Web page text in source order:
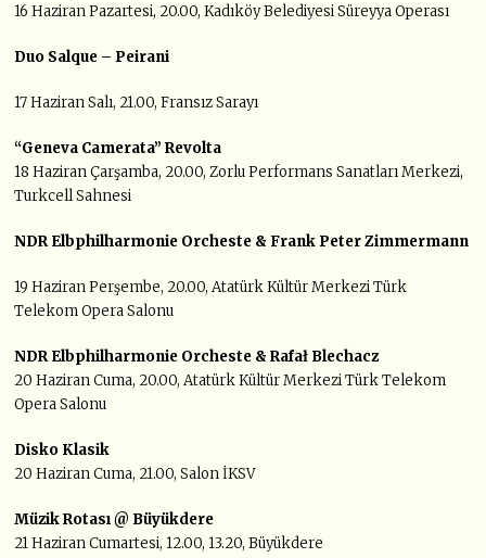
16 Haziran Pazartesi, 20.00, Kadıköy Belediyesi Süreyya Operası
Duo Salque – Peirani
17 Haziran Salı, 21.00, Fransız Sarayı
“Geneva Camerata” Revolta
18 Haziran Çarşamba, 20.00, Zorlu Performans Sanatları Merkezi,
Turkcell Sahnesi
NDR Elbphilharmonie Orcheste & Frank Peter Zimmermann
19 Haziran Perşembe, 20.00, Atatürk Kültür Merkezi Türk
Telekom Opera Salonu
NDR Elbphilharmonie Orcheste & Rafał Blechacz
20 Haziran Cuma, 20.00, Atatürk Kültür Merkezi Türk Telekom
Opera Salonu
Disko Klasik
20 Haziran Cuma, 21.00, Salon İKSV
Müzik Rotası @ Büyükdere
21 Haziran Cumartesi, 12.00, 13.20, Büyükdere